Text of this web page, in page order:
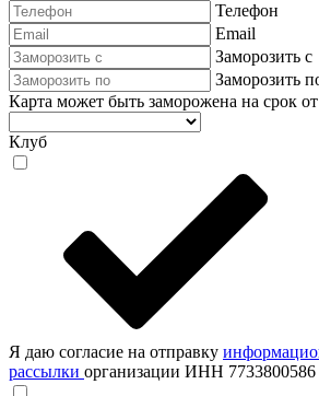
Телефон
Email
Заморозить с
Заморозить
Карта может быть заморожена на срок
Клуб
Я даю согласие на отправку
рассылки организации ИНН 7733800586